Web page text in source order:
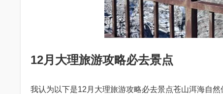
12月大理旅游攻略必去景点
我认为以下是12月大理旅游攻略必去景点苍山洱海自